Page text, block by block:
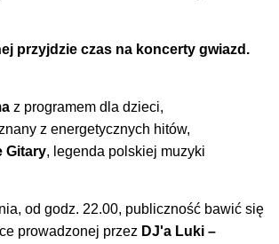
przyjdzie czas na koncerty gwiazd.
z programem dla dzieci,
z energetycznych hitów,
Gitary, legenda polskiej muzyki
od godz. 22.00, publiczność bawić się
prowadzonej przez DJ'a Luki –